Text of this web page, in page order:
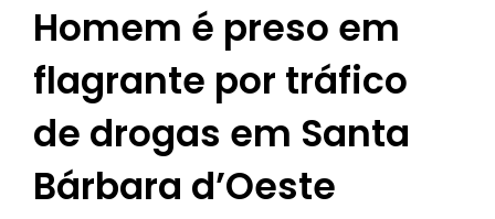
Homem é preso em
flagrante por tráfico
de drogas em Santa
Bárbara d’Oeste